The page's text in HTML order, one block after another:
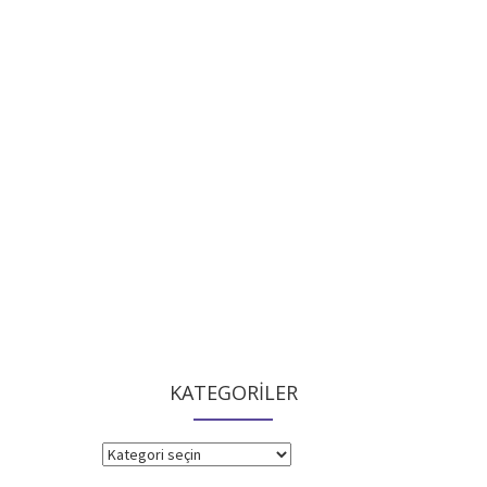
KATEGORİLER
KATEGORİLER